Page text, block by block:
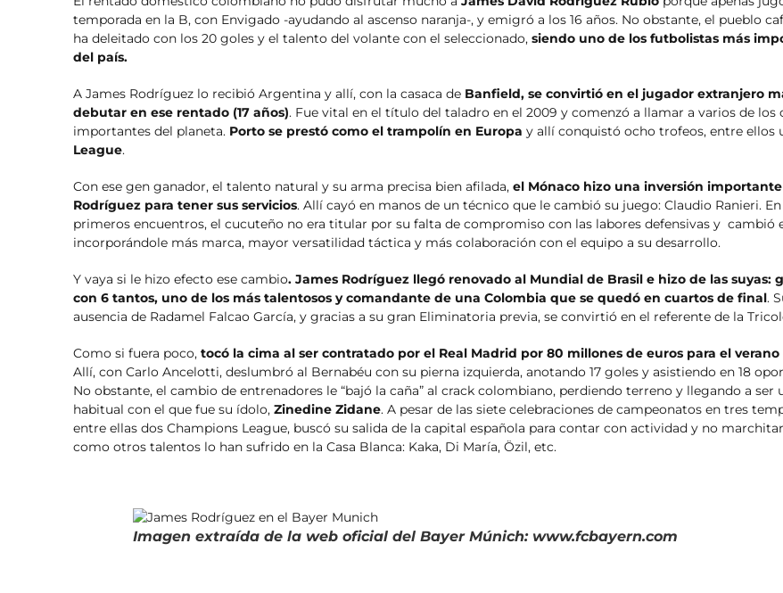
temporada en la B, con Envigado -ayudando al ascenso naranja-, y emigró a los 16 años. No obstante, el pueblo
ha deleitado con los 20 goles y el talento del volante con el seleccionado, siendo uno de los futbolistas más
del país.
A James Rodríguez lo recibió Argentina y allí, con la casaca de Banfield, se convirtió en el jugador extranjero
debutar en ese rentado (17 años). Fue vital en el título del taladro en el 2009 y comenzó a llamar a varios de los
importantes del planeta. Porto se prestó como el trampolín en Europa y allí conquistó ocho trofeos, entre ellos
League.
Con ese gen ganador, el talento natural y su arma precisa bien afilada, el Mónaco hizo una inversión
Rodríguez para tener sus servicios. Allí cayó en manos de un técnico que le cambió su juego: Claudio Ranieri.
primeros encuentros, el cucuteño no era titular por su falta de compromiso con las labores defensivas y cambió
incorporándole más marca, mayor versatilidad táctica y más colaboración con el equipo a su desarrollo.
Y vaya si le hizo efecto ese cambio. James Rodríguez llegó renovado al Mundial de Brasil e hizo de las suyas:
con 6 tantos, uno de los más talentosos y comandante de una Colombia que se quedó en cuartos de final.
ausencia de Radamel Falcao García, y gracias a su gran Eliminatoria previa, se convirtió en el referente de la
Como si fuera poco, tocó la cima al ser contratado por el Real Madrid por 80 millones de euros para el verano
Allí, con Carlo Ancelotti, deslumbró al Bernabéu con su pierna izquierda, anotando 17 goles y asistiendo en 18
No obstante, el cambio de entrenadores le “bajó la caña” al crack colombiano, perdiendo terreno y llegando a ser
habitual con el que fue su ídolo, Zinedine Zidane. A pesar de las siete celebraciones de campeonatos en tres
entre ellas dos Champions League, buscó su salida de la capital española para contar con actividad y no
como otros talentos lo han sufrido en la Casa Blanca: Kaka, Di María, Özil, etc.
Imagen extraída de la web oficial del Bayer Múnich: www.fcbayern.com